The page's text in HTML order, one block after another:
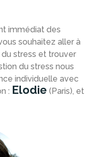
immédiat des
souhaitez aller à
stress et trouver
du stress nous
individuelle avec
: Elodie (Paris), et